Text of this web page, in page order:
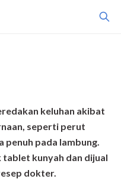
keluhan akibat
seperti perut
penuh pada lambung.
kunyah dan dijual
dokter.